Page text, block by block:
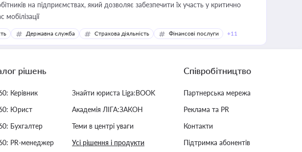
на підприємствах, який дозволяє забезпечити їх участь у критично
Державна служба Страхова діяльність Фінансові послуги +11
рішень
Керівник
Юрист
Бухгалтер
PR-менеджер
Знайти юриста Liga:BOOK
Академія ЛІГА:ЗАКОН
Теми в центрі уваги
Усі рішення і продукти
Співробітництво
Партнерська мережа
Реклама та PR
Контакти
Підтримка абонентів